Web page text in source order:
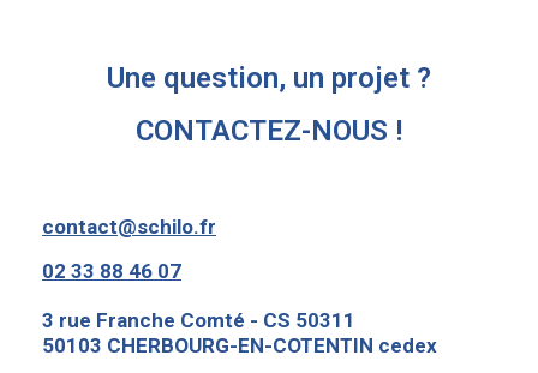
Une question, un projet ?
CONTACTEZ-NOUS !
contact@schilo.fr
02 33 88 46 07
3 rue Franche Comté - CS 50311
50103 CHERBOURG-EN-COTENTIN cedex